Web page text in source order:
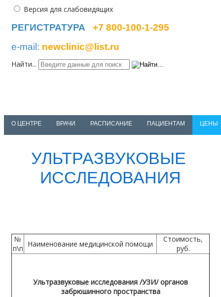
Версия для слабовидящих
РЕГИСТРАТУРА
+7 800-100-1-295
e-mail: newclinic@list.ru
Найти...
О ЦЕНТРЕ ВРАЧИ РАСПИСАНИЕ ПАЦИЕНТАМ ЦЕНЫ
УЛЬТРАЗВУКОВЫЕ
ИССЛЕДОВАНИЯ
№
п\п Наименование медицинской помощи
Стоимость,
руб.
Ультразвуковые исследования /УЗИ/ органов
забрюшинного пространства